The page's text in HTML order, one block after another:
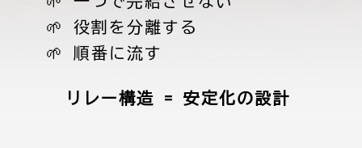
役割を分離する
順番に流す
リレー構造 = 安定化の設計